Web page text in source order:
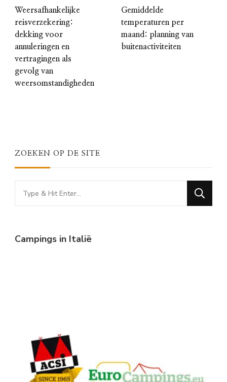
Weersafhankelijke
reisverzekering:
dekking voor
annuleringen en
vertragingen als
gevolg van
weersomstandigheden
Gemiddelde
temperaturen per
maand: planning van
buitenactiviteiten
ZOEKEN OP DE SITE
Looking
for
Campings in Italië